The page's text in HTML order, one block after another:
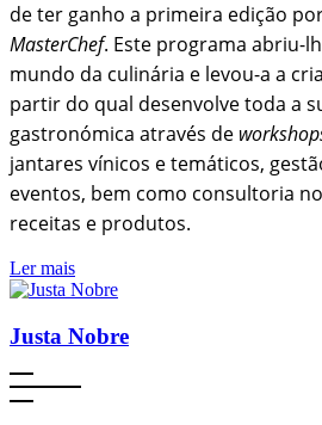
de ter ganho a primeira edição
MasterChef. Este programa abriu-
mundo da culinária e levou-a a
partir do qual desenvolve toda a
gastronómica através de
jantares vínicos e temáticos,
eventos, bem como consultoria
receitas e produtos.
Ler mais
Justa Nobre